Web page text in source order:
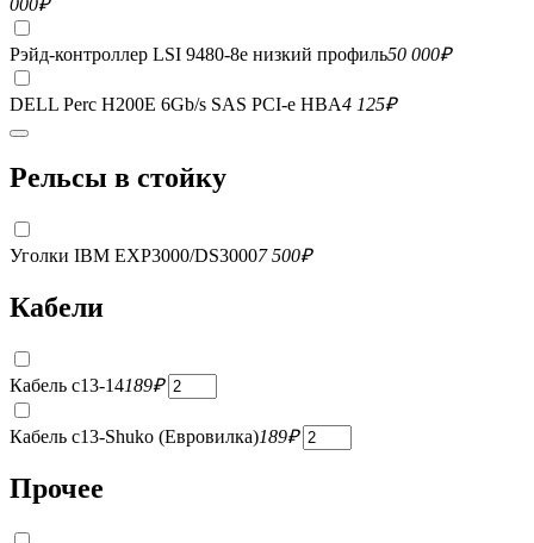
000₽
Рэйд-контроллер LSI 9480-8e низкий профиль50 000₽
DELL Perc H200E 6Gb/s SAS PCI-e HBA4 125₽
Рельсы в стойку
Уголки IBM EXP3000/DS30007 500₽
Кабели
Кабель c13-14189₽
Кабель c13-Shuko (Евровилка)189₽
Прочее